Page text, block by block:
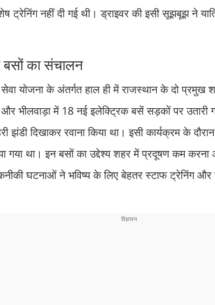
ट्रेनिंग नहीं दी गई थी। ड्राइवर की इसी सूझबूझ ने
का संचालन
योजना के अंतर्गत हाल ही में राजस्थान के दो
भीलवाड़ा में 18 नई इलेक्ट्रिक बसें सड़कों पर उतारी
दिखाकर रवाना किया था। इसी कार्यक्रम के
गया था। इन बसों का उद्देश्य शहर में प्रदूषण कम करना
घटनाओं ने भविष्य के लिए बेहतर स्टाफ ट्रेनिंग और